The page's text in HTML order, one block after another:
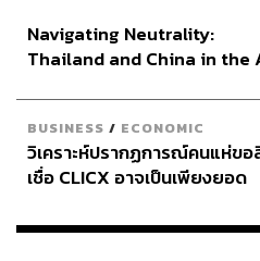
– 2 ตุลาคม 2566
MCM x TANGIBLE CAFE
น.
Navigating Neutrality:
Thailand and China in the
BUSINESS / ECONOMIC
วิเคราะห์ปรากฏการณ์คนแห่ข
เชื่อ CLICX อาจเป็นเพียงยอด
เรือนไทยที่ถูกซุกไว้